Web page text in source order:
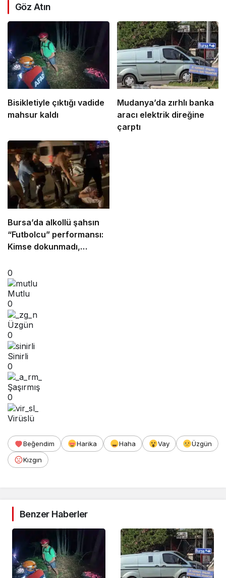
Göz Atın
Bisikletiyle çıktığı vadide
mahsur kaldı
Mudanya’da zırhlı banka
aracı elektrik direğine
çarptı
Bursa’da alkollü şahsın
“Futbolcu” performansı:
Kimse dokunmadı,
0
Mutlu
0
Üzgün
0
Sinirli
0
Şaşırmış
0
Virüslü
Beğendim Harika Haha Vay
Üzgün
Kızgın
Benzer Haberler